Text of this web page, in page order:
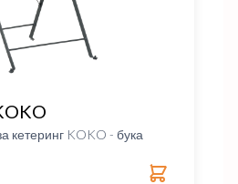
кетеринг KOKO - бука